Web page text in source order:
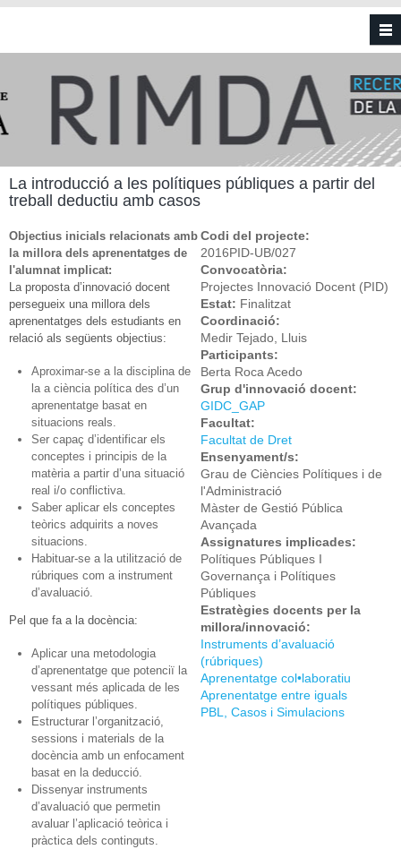
Vés al contingut
La introducció a les polítiques públiques a partir del
treball deductiu amb casos
Objectius inicials relacionats amb
la millora dels aprenentatges de
l'alumnat implicat:
La proposta d’innovació docent
persegueix una millora dels
aprenentatges dels estudiants en
relació als següents objectius:
Aproximar-se a la disciplina de
la a ciència política des d’un
aprenentatge basat en
situacions reals.
Ser capaç d’identificar els
conceptes i principis de la
matèria a partir d’una situació
real i/o conflictiva.
Saber aplicar els conceptes
teòrics adquirits a noves
situacions.
Habituar-se a la utilització de
rúbriques com a instrument
d’avaluació.
Pel que fa a la docència:
Aplicar una metodologia
d’aprenentatge que potenciï la
vessant més aplicada de les
polítiques públiques.
Estructurar l’organització,
sessions i materials de la
docència amb un enfocament
basat en la deducció.
Dissenyar instruments
d’avaluació que permetin
avaluar l’aplicació teòrica i
pràctica dels continguts.
Codi del projecte:
2016PID-UB/027
Convocatòria:
Projectes Innovació Docent (PID)
Estat: Finalitzat
Coordinació:
Medir Tejado, Lluis
Participants:
Berta Roca Acedo
Grup d'innovació docent:
GIDC_GAP
Facultat:
Facultat de Dret
Ensenyament/s:
Grau de Ciències Polítiques i de
l'Administració
Màster de Gestió Pública
Avançada
Assignatures implicades:
Polítiques Públiques I
Governança i Polítiques
Públiques
Estratègies docents per la
millora/innovació:
Instruments d’avaluació
(rúbriques)
Aprenentatge col•laboratiu
Aprenentatge entre iguals
PBL, Casos i Simulacions